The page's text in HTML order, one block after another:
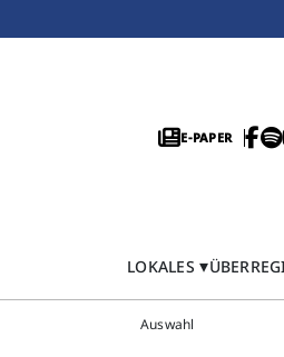
E-PAPER
LOKALES
Auswahl